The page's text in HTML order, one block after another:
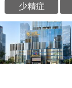
少精症